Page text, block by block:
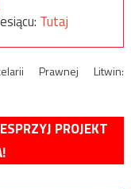
Tutaj
Prawnej Litwin:
PROJEKT